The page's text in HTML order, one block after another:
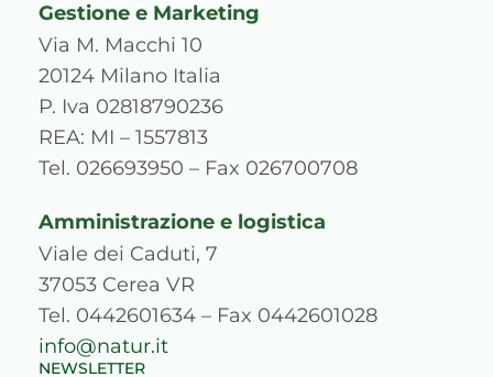
t
a
g
r
a
m
e
b
o
o
k
t
e
s
Gestione e Marketing
Via M. Macchi 10
20124 Milano Italia
P. Iva 02818790236
REA: MI – 1557813
Tel. 026693950 – Fax 026700708
Amministrazione e logistica
Viale dei Caduti, 7
37053 Cerea VR
Tel. 0442601634 – Fax 0442601028
info@natur.it
NEWSLETTER